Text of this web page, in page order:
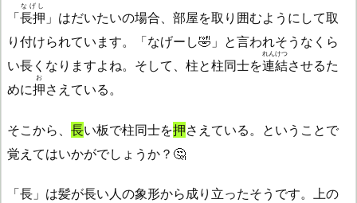
「長押
なげし
」はだいたいの場合、部屋を取り囲むようにして取
り付けられています。「なげーし🤣」と言われそうなくら
い長くなりますよね。そして、柱と柱同士を連結
れんけつ
させるた
めに押
お
さえている。
そこから、 長い板で柱同士を押さえている。ということで
覚えてはいかがでしょうか？🤔
「長」は髪が長い人の象形から成り立ったそうです。上の